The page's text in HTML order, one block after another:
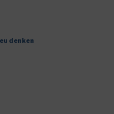
denken